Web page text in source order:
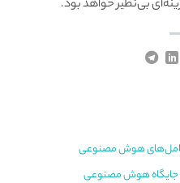
عامل‌های هوش مصنوعی
و جایگاه هوش مصنوعی